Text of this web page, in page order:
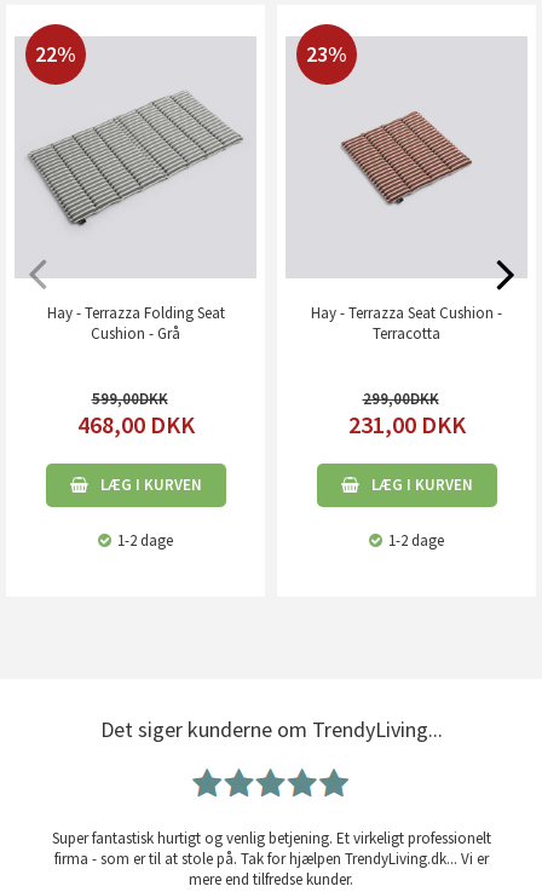
22%
Hay - Terrazza Folding Seat
Cushion - Grå
599,00
468,00 DKK
LÆG I KURVEN
1-2 dage
23%
Hay - Terrazza Seat Cushion -
Terracotta
299,00
231,00 DKK
LÆG I KURVEN
1-2 dage
Det siger kunderne om TrendyLiving...
Super fantastisk hurtigt og venlig betjening. Et virkeligt professionelt
firma - som er til at stole på. Tak for hjælpen TrendyLiving.dk... Vi er
mere end tilfredse kunder.